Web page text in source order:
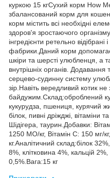
куркою 15 кгСухий корм How
збалансований корм для
корм містить всі необхідні
здоров'я зростаючого
інгредієнти ретельно відібрані
фабрики.Даний корм
шкіри та шерсті улюбленця, а
внутрішніх органів.
серцево-судинну систему
зір.Навіть вередливий котик
байдужим.Склад:оброблений
кукурудза, пшениця, курячий
білок, пивні дріжджі, вітаміни
Шідігера, таурин.Добавки:
1250 МО/кг, Вітамін С: 150 мг/
кг.Аналітичний склад:білок
8%, клітковина 4%, кальцій
0,5%.Вага:15 кг